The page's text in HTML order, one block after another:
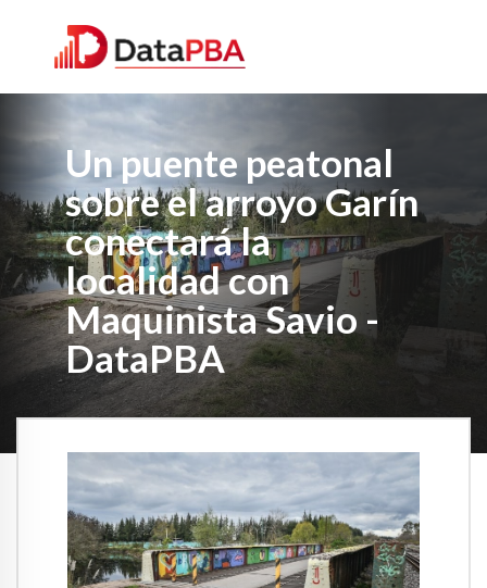
Un puente peatonal
sobre el arroyo Garín
conectará la
localidad con
Maquinista Savio -
DataPBA